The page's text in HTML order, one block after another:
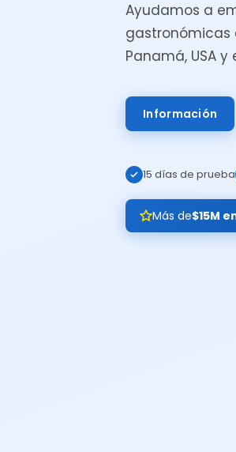
Ayudamos a
gastronómicas
Panamá, USA y
Información
15 días de prueba
Más de$15M